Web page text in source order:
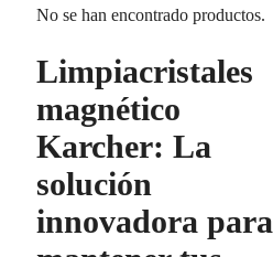
No se han encontrado productos.
Limpiacristales
magnético
Karcher: La
solución
innovadora para